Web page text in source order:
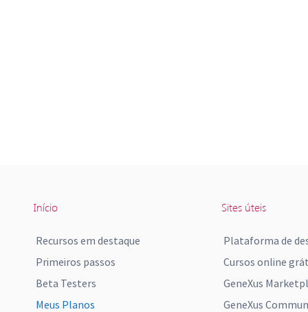
Início
Recursos em destaque
Primeiros passos
Beta Testers
Meus Planos
Sites úteis
Plataforma de
Cursos online
GeneXus
GeneXus